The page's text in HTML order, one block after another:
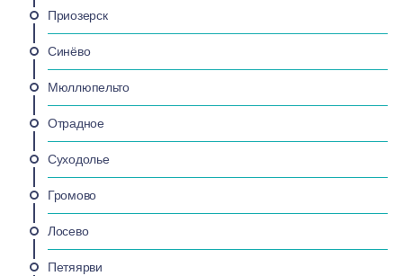
Приозерск
Синёво
Мюллюпельто
Отрадное
Суходолье
Громово
Лосево
Петяярви